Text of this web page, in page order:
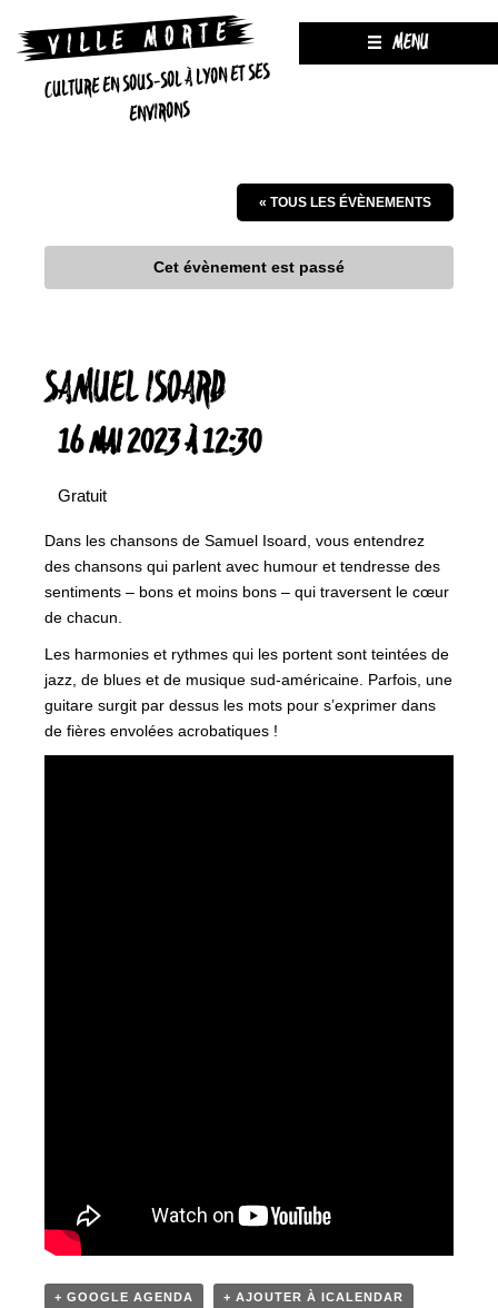
CULTURE EN SOUS-SOL À LYON ET SES
ENVIRONS
MENU
« TOUS LES ÉVÈNEMENTS
Cet évènement est passé
SAMUEL ISOARD
16 MAI 2023 À 12:30
Gratuit
Dans les chansons de Samuel Isoard, vous entendrez
des chansons qui parlent avec humour et tendresse des
sentiments – bons et moins bons – qui traversent le cœur
de chacun.
Les harmonies et rythmes qui les portent sont teintées de
jazz, de blues et de musique sud-américaine. Parfois, une
guitare surgit par dessus les mots pour s’exprimer dans
de fières envolées acrobatiques !
+ GOOGLE AGENDA + AJOUTER À ICALENDAR